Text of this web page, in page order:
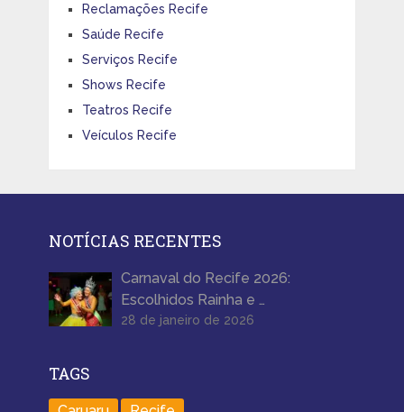
Reclamações Recife
Saúde Recife
Serviços Recife
Shows Recife
Teatros Recife
Veículos Recife
NOTÍCIAS RECENTES
Carnaval do Recife 2026:
Escolhidos Rainha e …
28 de janeiro de 2026
TAGS